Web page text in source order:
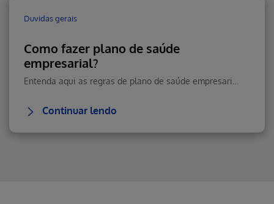
Duvidas gerais
Como fazer plano de saúde
empresarial?
Continuar lendo